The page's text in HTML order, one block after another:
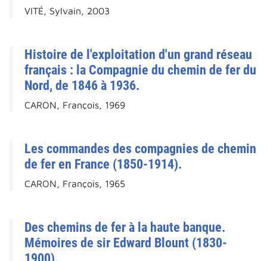
VITÉ, Sylvain, 2003
Histoire de l'exploitation d'un grand réseau
français : la Compagnie du chemin de fer du
Nord, de 1846 à 1936.
CARON, François, 1969
Les commandes des compagnies de chemin
de fer en France (1850-1914).
CARON, François, 1965
Des chemins de fer à la haute banque.
Mémoires de sir Edward Blount (1830-